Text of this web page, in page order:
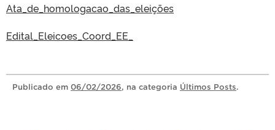
Ata_de_homologacao_das_eleições
Edital_Eleicoes_Coord_EE_
Publicado em 06/02/2026, na categoria Últimos Posts.